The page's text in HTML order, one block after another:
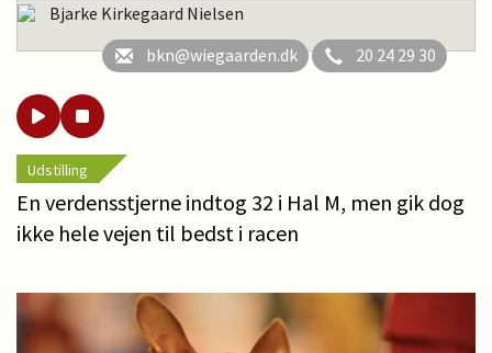
Bjarke Kirkegaard Nielsen
bkn@wiegaarden.dk
20 24 29 30
Udstilling
En verdensstjerne indtog 32 i Hal M, men gik dog
ikke hele vejen til bedst i racen